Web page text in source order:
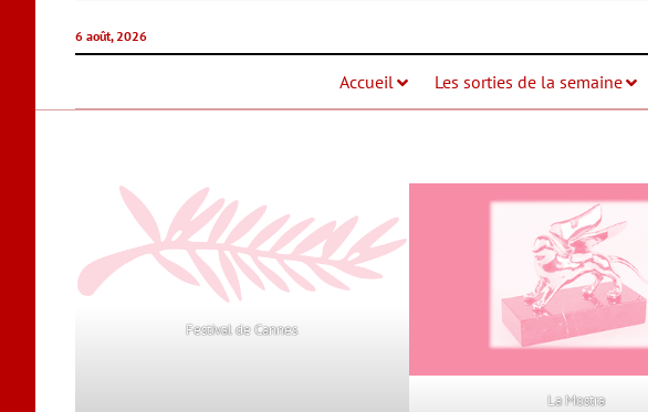
6 août, 2026
Accueil Les sorties de la semaine
Festival de Cannes
La Mostra